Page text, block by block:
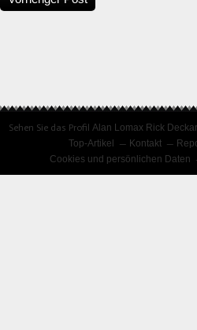
Sehen Sie das ProfilAlan Lomax Rick
Top-Artikel
Kontakt
Cookies und persönlichen Daten